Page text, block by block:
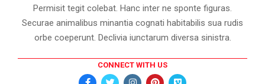
Permisit tegit colebat. Hanc inter ne sponte figuras.
Securae animalibus minantia cognati habitabilis sua rudis
orbe coeperunt. Declivia iunctarum diversa sinistra.
CONNECT WITH US